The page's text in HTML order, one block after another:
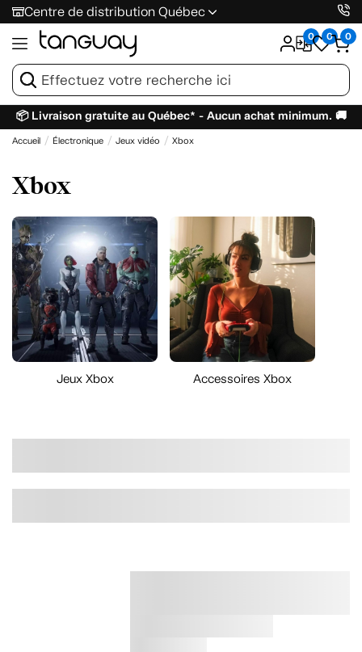
Centre de distribution Québec
0 0 0
📦 Livraison gratuite au Québec* - Aucun achat minimum. 🚚
Accueil Électronique Jeux vidéo Xbox
Xbox
Jeux Xbox Accessoires Xbox